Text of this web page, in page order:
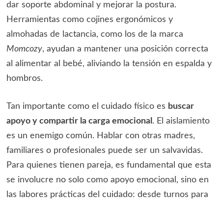
dar soporte abdominal y mejorar la postura.
Herramientas como cojines ergonómicos y
almohadas de lactancia, como los de la marca
Momcozy, ayudan a mantener una posición correcta
al alimentar al bebé, aliviando la tensión en espalda y
hombros.
Tan importante como el cuidado físico es buscar
apoyo y compartir la carga emocional . El aislamiento
es un enemigo común. Hablar con otras madres,
familiares o profesionales puede ser un salvavidas.
Para quienes tienen pareja, es fundamental que esta
se involucre no solo como apoyo emocional, sino en
las labores prácticas del cuidado: desde turnos para